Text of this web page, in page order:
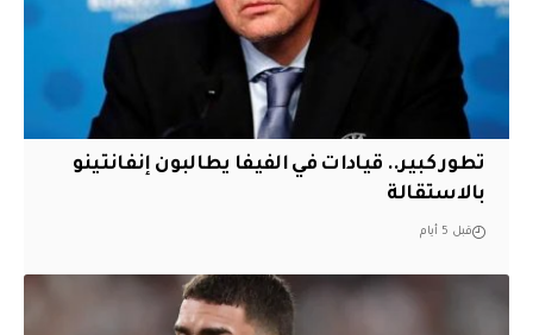
تطور كبير.. قيادات في الفيفا يطالبون إنفانتينو
بالاستقالة
قبل 5 أيام